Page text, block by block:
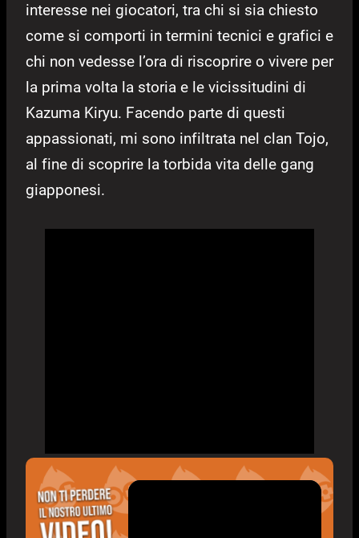
interesse nei giocatori, tra chi si sia chiesto
come si comporti in termini tecnici e grafici e
chi non vedesse l’ora di riscoprire o vivere per
la prima volta la storia e le vicissitudini di
Kazuma Kiryu. Facendo parte di questi
appassionati, mi sono infiltrata nel clan Tojo,
al fine di scoprire la torbida vita delle gang
giapponesi.